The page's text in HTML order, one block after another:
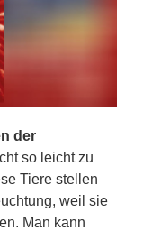
der
so leicht zu
Tiere stellen
weil sie
Man kann